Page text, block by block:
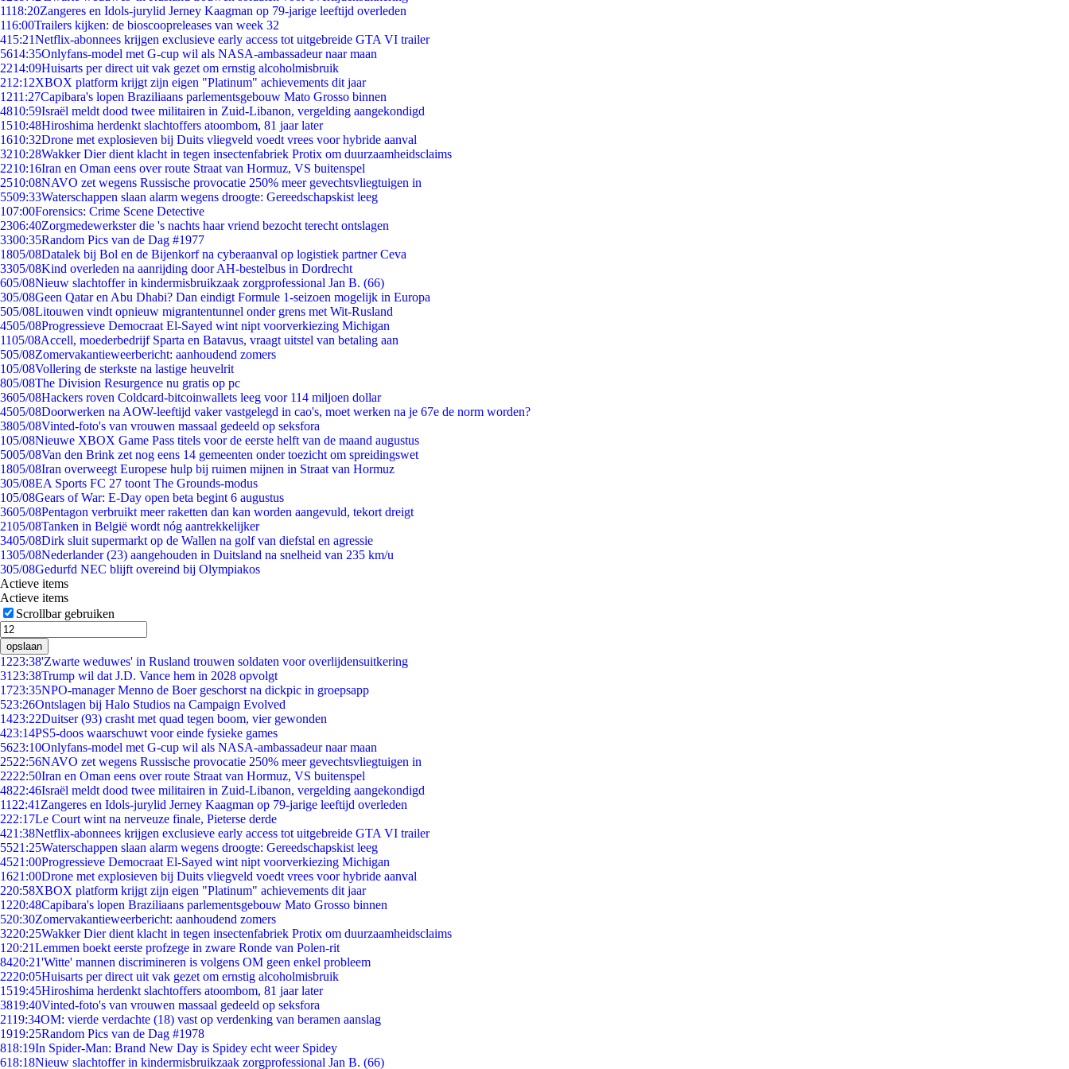
1118:20Zangeres en Idols-jurylid Jerney Kaagman op 79-jarige leeftijd overleden
116:00Trailers kijken: de bioscoopreleases van week 32
415:21Netflix-abonnees krijgen exclusieve early access tot uitgebreide GTA VI trailer
5614:35Onlyfans-model met G-cup wil als NASA-ambassadeur naar maan
2214:09Huisarts per direct uit vak gezet om ernstig alcoholmisbruik
212:12XBOX platform krijgt zijn eigen "Platinum" achievements dit jaar
1211:27Capibara's lopen Braziliaans parlementsgebouw Mato Grosso binnen
4810:59Israël meldt dood twee militairen in Zuid-Libanon, vergelding aangekondigd
1510:48Hiroshima herdenkt slachtoffers atoombom, 81 jaar later
1610:32Drone met explosieven bij Duits vliegveld voedt vrees voor hybride aanval
3210:28Wakker Dier dient klacht in tegen insectenfabriek Protix om duurzaamheidsclaims
2210:16Iran en Oman eens over route Straat van Hormuz, VS buitenspel
2510:08NAVO zet wegens Russische provocatie 250% meer gevechtsvliegtuigen in
5509:33Waterschappen slaan alarm wegens droogte: Gereedschapskist leeg
107:00Forensics: Crime Scene Detective
2306:40Zorgmedewerkster die 's nachts haar vriend bezocht terecht ontslagen
3300:35Random Pics van de Dag #1977
1805/08Datalek bij Bol en de Bijenkorf na cyberaanval op logistiek partner Ceva
3305/08Kind overleden na aanrijding door AH-bestelbus in Dordrecht
605/08Nieuw slachtoffer in kindermisbruikzaak zorgprofessional Jan B. (66)
305/08Geen Qatar en Abu Dhabi? Dan eindigt Formule 1-seizoen mogelijk in Europa
505/08Litouwen vindt opnieuw migrantentunnel onder grens met Wit-Rusland
4505/08Progressieve Democraat El-Sayed wint nipt voorverkiezing Michigan
1105/08Accell, moederbedrijf Sparta en Batavus, vraagt uitstel van betaling aan
505/08Zomervakantieweerbericht: aanhoudend zomers
105/08Vollering de sterkste na lastige heuvelrit
805/08The Division Resurgence nu gratis op pc
3605/08Hackers roven Coldcard-bitcoinwallets leeg voor 114 miljoen dollar
4505/08Doorwerken na AOW-leeftijd vaker vastgelegd in cao's, moet werken na je 67e de norm worden?
3805/08Vinted-foto's van vrouwen massaal gedeeld op seksfora
105/08Nieuwe XBOX Game Pass titels voor de eerste helft van de maand augustus
5005/08Van den Brink zet nog eens 14 gemeenten onder toezicht om spreidingswet
1805/08Iran overweegt Europese hulp bij ruimen mijnen in Straat van Hormuz
305/08EA Sports FC 27 toont The Grounds-modus
105/08Gears of War: E-Day open beta begint 6 augustus
3605/08Pentagon verbruikt meer raketten dan kan worden aangevuld, tekort dreigt
2105/08Tanken in België wordt nóg aantrekkelijker
3405/08Dirk sluit supermarkt op de Wallen na golf van diefstal en agressie
1305/08Nederlander (23) aangehouden in Duitsland na snelheid van 235 km/u
305/08Gedurfd NEC blijft overeind bij Olympiakos
Actieve items
Actieve items
Scrollbar gebruiken
opslaan
1223:38'Zwarte weduwes' in Rusland trouwen soldaten voor overlijdensuitkering
31 23:38Trump wil dat J.D. Vance hem in 2028 opvolgt
1723:35NPO-manager Menno de Boer geschorst na dickpic in groepsapp
523:26Ontslagen bij Halo Studios na Campaign Evolved
1423:22Duitser (93) crasht met quad tegen boom, vier gewonden
423:14PS5-doos waarschuwt voor einde fysieke games
5623:10Onlyfans-model met G-cup wil als NASA-ambassadeur naar maan
2522:56NAVO zet wegens Russische provocatie 250% meer gevechtsvliegtuigen in
2222:50Iran en Oman eens over route Straat van Hormuz, VS buitenspel
4822:46Israël meldt dood twee militairen in Zuid-Libanon, vergelding aangekondigd
11 22:41 Zangeres en Idols-jurylid Jerney Kaagman op 79-jarige leeftijd overleden
222:17Le Court wint na nerveuze finale, Pieterse derde
421:38Netflix-abonnees krijgen exclusieve early access tot uitgebreide GTA VI trailer
5521:25Waterschappen slaan alarm wegens droogte: Gereedschapskist leeg
4521:00Progressieve Democraat El-Sayed wint nipt voorverkiezing Michigan
1621:00Drone met explosieven bij Duits vliegveld voedt vrees voor hybride aanval
220:58XBOX platform krijgt zijn eigen "Platinum" achievements dit jaar
1220:48Capibara's lopen Braziliaans parlementsgebouw Mato Grosso binnen
520:30Zomervakantieweerbericht: aanhoudend zomers
3220:25Wakker Dier dient klacht in tegen insectenfabriek Protix om duurzaamheidsclaims
1 20:21Lemmen boekt eerste profzege in zware Ronde van Polen-rit
8420:21'Witte' mannen discrimineren is volgens OM geen enkel probleem
2220:05Huisarts per direct uit vak gezet om ernstig alcoholmisbruik
1519:45Hiroshima herdenkt slachtoffers atoombom, 81 jaar later
3819:40Vinted-foto's van vrouwen massaal gedeeld op seksfora
2119:34OM: vierde verdachte (18) vast op verdenking van beramen aanslag
1919:25Random Pics van de Dag #1978
818:19In Spider-Man: Brand New Day is Spidey echt weer Spidey
618:18Nieuw slachtoffer in kindermisbruikzaak zorgprofessional Jan B. (66)